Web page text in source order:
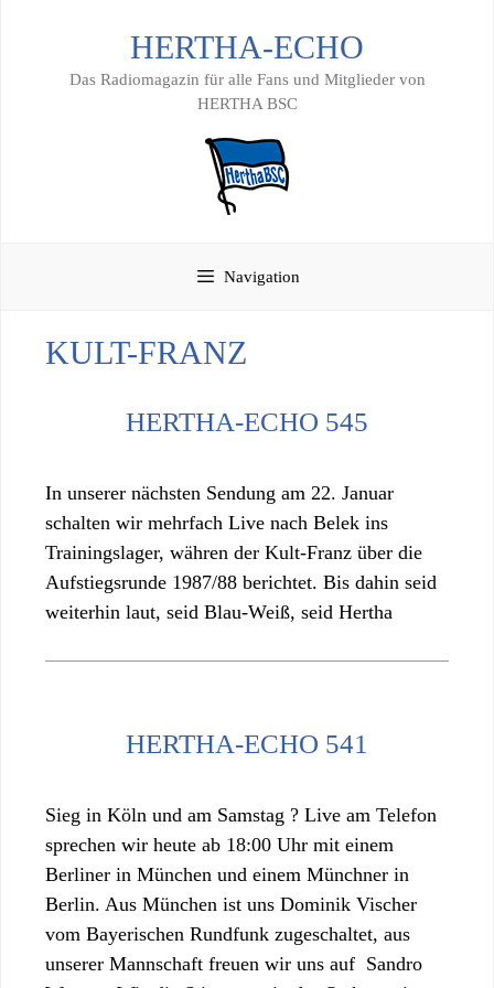
HERTHA-ECHO
Das Radiomagazin für alle Fans und Mitglieder von
HERTHA BSC
Navigation
KULT-FRANZ
HERTHA-ECHO 545
In unserer nächsten Sendung am 22. Januar
schalten wir mehrfach Live nach Belek ins
Trainingslager, währen der Kult-Franz über die
Aufstiegsrunde 1987/88 berichtet. Bis dahin seid
weiterhin laut, seid Blau-Weiß, seid Hertha
HERTHA-ECHO 541
Sieg in Köln und am Samstag ? Live am Telefon
sprechen wir heute ab 18:00 Uhr mit einem
Berliner in München und einem Münchner in
Berlin. Aus München ist uns Dominik Vischer
vom Bayerischen Rundfunk zugeschaltet, aus
unserer Mannschaft freuen wir uns auf Sandro